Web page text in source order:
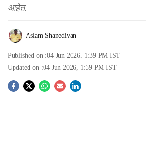
आहेत.
Aslam Shanedivan
Published on :04 Jun 2026, 1:39 PM IST
Updated on :04 Jun 2026, 1:39 PM IST
S